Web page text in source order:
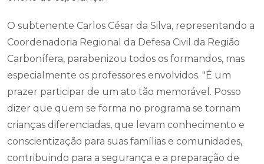
O subtenente Carlos César da Silva, representando a
Coordenadoria Regional da Defesa Civil da Região
Carbonífera, parabenizou todos os formandos, mas
especialmente os professores envolvidos. "É um
prazer participar de um ato tão memorável. Posso
dizer que quem se forma no programa se tornam
crianças diferenciadas, que levam conhecimento e
conscientização para suas famílias e comunidades,
contribuindo para a segurança e a preparação de